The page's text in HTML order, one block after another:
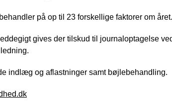
på op til 23 forskellige faktorer om året.
gives der tilskud til journaloptagelse
indlæg og aflastninger samt bøjlebehandling.